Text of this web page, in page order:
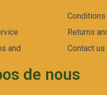
and
Conditions
Returns
Contact us
de nous